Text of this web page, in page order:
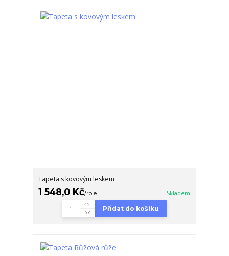
Tapeta s kovovým leskem
1 548,0 Kč/role Skladem
Přidat do košíku